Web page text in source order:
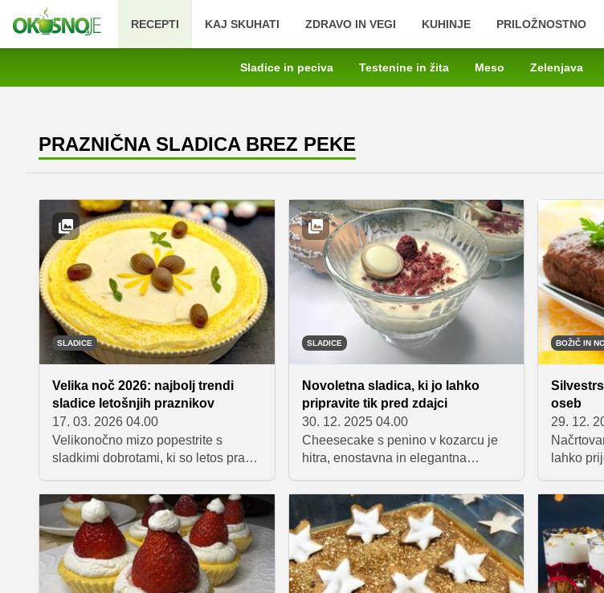
RECEPTI KAJ SKUHATI ZDRAVO IN VEGI KUHINJE PRILOŽNOSTNO
Sladice in peciva Testenine in žita Meso Zelenjava
PRAZNIČNA SLADICA BREZ PEKE
SLADICE
Velika noč 2026: najbolj trendi
sladice letošnjih praznikov
17. 03. 2026 04.00
Velikonočno mizo popestrite s
sladkimi dobrotami, ki so letos pravi
kreacij brez peke do ličnih sladic v
kozarcu – v tem članku smo zbrali
najbolj priljubljene in okusne
recepte za praznične sladice, ki
bodo navdušile vse družinske člane.
SLADICE
Novoletna sladica, ki jo lahko
pripravite tik pred zdajci
30. 12. 2025 04.00
Cheesecake s penino v kozarcu je
hitra, enostavna in elegantna
peke. S svojo kremno teksturo in
prazničnim okusom je odlična izbira
za slavnostne priložnosti, saj jo
lahko pripravimo vnaprej in po želji
dekoriramo z malinami ali drugim
sadjem za osvežilno noto.
BOŽIČ IN
oseb
29. 12.
lahko
ali 8
pripraviti